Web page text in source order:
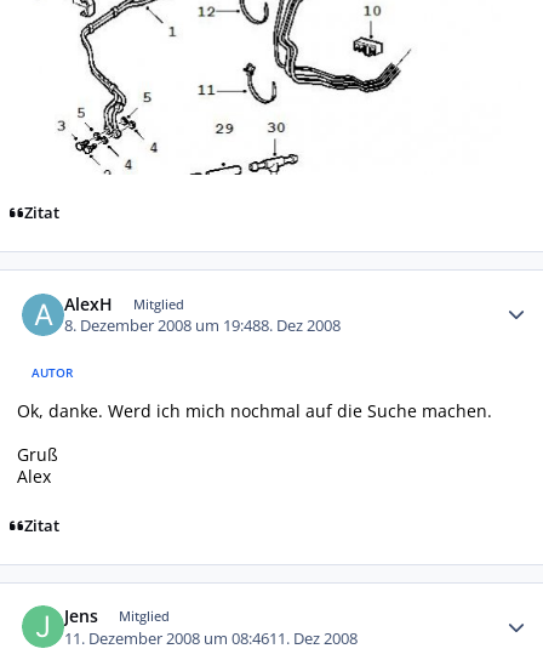
Zitat
AlexH Mitglied
8. Dezember 2008 um 19:488. Dez 2008
AUTOR
Ok, danke. Werd ich mich nochmal auf die Suche machen.
Gruß
Alex
Zitat
Jens Mitglied
11. Dezember 2008 um 08:4611. Dez 2008